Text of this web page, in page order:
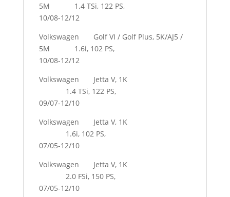
5M 1.4 TSi, 122 PS,
10/08-12/12
Volkswagen Golf VI / Golf Plus, 5K/AJ5 /
5M 1.6i, 102 PS,
10/08-12/12
Volkswagen Jetta V, 1K
1.4 TSi, 122 PS,
09/07-12/10
Volkswagen Jetta V, 1K
1.6i, 102 PS,
07/05-12/10
Volkswagen Jetta V, 1K
2.0 FSi, 150 PS,
07/05-12/10